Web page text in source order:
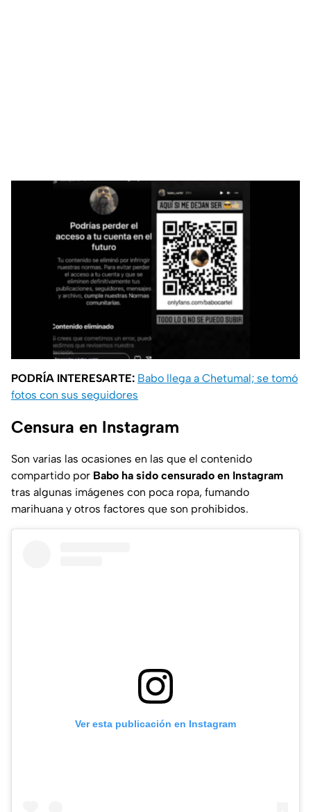
PODRÍA INTERESARTE: Babo llega a Chetumal; se tomó
fotos con sus seguidores
Censura en Instagram
Son varias las ocasiones en las que el contenido
compartido por Babo ha sido censurado en Instagram
tras algunas imágenes con poca ropa, fumando
marihuana y otros factores que son prohibidos.
Ver esta publicación en Instagram